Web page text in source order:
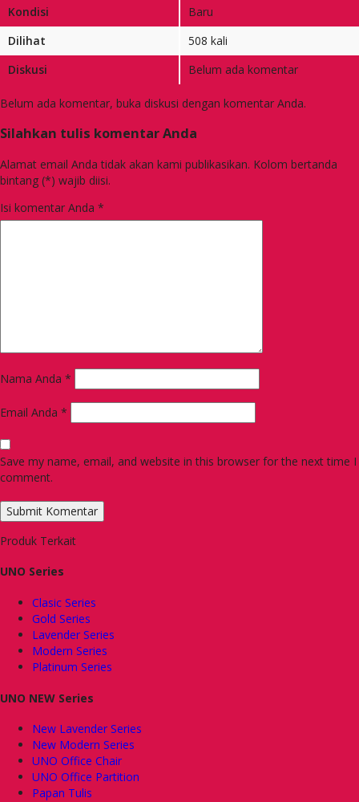
Kondisi
Baru
Dilihat
508 kali
Diskusi
Belum ada komentar
Belum ada komentar, buka diskusi dengan komentar Anda.
Silahkan tulis komentar Anda
Alamat email Anda tidak akan kami publikasikan. Kolom bertanda
bintang (*) wajib diisi.
Isi komentar Anda *
Nama Anda *
Email Anda *
Save my name, email, and website in this browser for the next time I
comment.
Produk Terkait
UNO Series
Clasic Series
Gold Series
Lavender Series
Modern Series
Platinum Series
UNO NEW Series
New Lavender Series
New Modern Series
UNO Office Chair
UNO Office Partition
Papan Tulis